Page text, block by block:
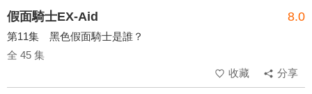
假面騎士EX-Aid 8.0
第11集 黑色假面騎士是誰？
全 45 集
收藏
分享